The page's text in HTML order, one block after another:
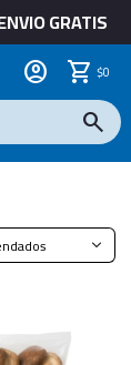
GRATIS
$0